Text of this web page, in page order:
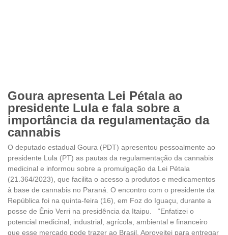
Goura apresenta Lei Pétala ao
presidente Lula e fala sobre a
importância da regulamentação da
cannabis
O deputado estadual Goura (PDT) apresentou pessoalmente ao
presidente Lula (PT) as pautas da regulamentação da cannabis
medicinal e informou sobre a promulgação da Lei Pétala
(21.364/2023), que facilita o acesso a produtos e medicamentos
à base de cannabis no Paraná. O encontro com o presidente da
República foi na quinta-feira (16), em Foz do Iguaçu, durante a
posse de Ênio Verri na presidência da Itaipu. “Enfatizei o
potencial medicinal, industrial, agrícola, ambiental e financeiro
que esse mercado pode trazer ao Brasil. Aproveitei para entregar